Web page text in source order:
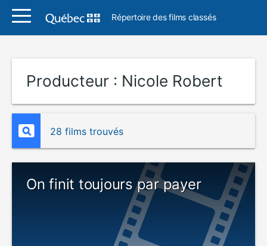
Répertoire des films classés
Producteur : Nicole Robert
28 films trouvés
On finit toujours par payer